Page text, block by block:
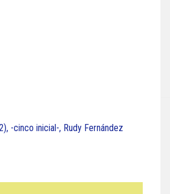
-cinco inicial-, Rudy Fernández